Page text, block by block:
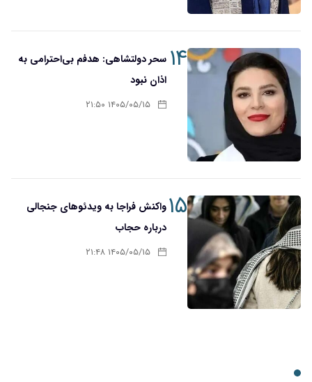
۱۴ سحر دولتشاهی: هدفم بی‌احترامی به
اذان نبود
۱۴۰۵/۰۵/۱۵ ۲۱:۵۰
۱۵واکنش فراجا به ویدئوهای جنجالی
درباره حجاب
۱۴۰۵/۰۵/۱۵ ۲۱:۴۸